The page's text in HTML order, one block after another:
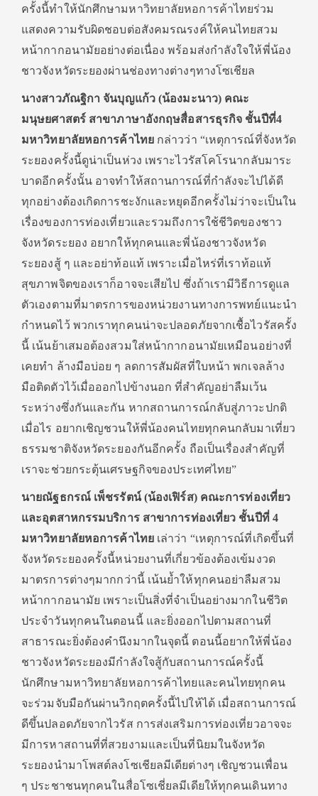
ครั้งนี้ทำให้นักศึกษามหาวิทยาลัยหอการค้าไทยร่วม
แสดงความรับผิดชอบต่อสังคมรณรงค์ให้คนไทยสวม
หน้ากากอนามัยอย่างต่อเนื่อง พร้อมส่งกำลังใจให้พี่น้อง
ชาวจังหวัดระยองผ่านช่องทางต่างๆทางโซเชียล
นางสาวภัณฐิกา จันบุญแก้ว (น้องมะนาว) คณะ
มนุษยศาสตร์ สาขาภาษาอังกฤษสื่อสารธุรกิจ ชั้นปีที่4
มหาวิทยาลัยหอการค้าไทยกล่าวว่า “เหตุการณ์ที่จังหวัด
ระยองครั้งนี้ดูน่าเป็นห่วง เพราะไวรัสโคโรนากลับมาระ
บาดอีกครั้งนั้น อาจทำให้สถานการณ์ที่กำลังจะไปได้ดี
ทุกอย่างต้องเกิดการชะงักและหยุดอีกครั้งไม่ว่าจะเป็นใน
เรื่องของการท่องเที่ยวและรวมถึงการใช้ชีวิตของชาว
จังหวัดระยอง อยากให้ทุกคนและพี่น้องชาวจังหวัด
ระยองสู้ ๆ และอย่าท้อแท้ เพราะเมื่อไหร่ที่เราท้อแท้
สุขภาพจิตของเราก็อาจจะเสียไป ซึ่งถ้าเรามีวิธีการดูแล
ตัวเองตามที่มาตรการของหน่วยงานทางการพทย์แนะนำ
กำหนดไว้ พวกเราทุกคนน่าจะปลอดภัยจากเชื้อไวรัสครั้ง
นี้ เน้นย้าเสมอต้องสวมใส่หน้ากากอนามัยเหมือนอย่างที่
เคยทำ ล้างมือบ่อย ๆ ลดการสัมผัสที่ใบหน้า พกเจลล้าง
มือติดตัวไว้เมื่อออกไปข้างนอก ที่สำคัญอย่าลืมเว้น
ระหว่างซึ่งกันและกัน หากสถานการณ์กลับสู่ภาวะปกติ
เมื่อไร อยากเชิญชวนให้พี่น้องคนไทยทุกคนกลับมาเที่ยว
ธรรมชาติจังหวัดระยองกันอีกครั้ง ถือเป็นเรื่องสำคัญที่
เราจะช่วยกระตุ้นเศรษฐกิจของประเทศไทย”
นายณัฐธกรณ์ เพ็ชรรัตน์ (น้องเฟิร์ส) คณะการท่องเที่ยว
และอุตสาหกรรมบริการ สาขาการท่องเที่ยว ชั้นปีที่ 4
มหาวิทยาลัยหอการค้าไทยเล่าว่า “เหตุการณ์ที่เกิดขึ้นที่
จังหวัดระยองครั้งนี้หน่วยงานที่เกี่ยวข้องต้องเข้มงวด
มาตรการต่างๆมากกว่านี้ เน้นย้ำให้ทุกคนอย่าลืมสวม
หน้ากากอนามัย เพราะเป็นสิ่งที่จำเป็นอย่างมากในชีวิต
ประจำวันทุกคนในตอนนี้ และยิ่งออกไปตามสถานที่
สาธารณะยิ่งต้องคำนึงมากในจุดนี้ ตอนนี้อยากให้พี่น้อง
ชาวจังหวัดระยองมีกำลังใจสู้กับสถานการณ์ครั้งนี้
นักศึกษามหาวิทยาลัยหอการค้าไทยและคนไทยทุกคน
จะร่วมจับมือกันผ่านวิกฤตครั้งนี้ไปให้ได้ เมื่อสถานการณ์
ดีขึ้นปลอดภัยจากไวรัส การส่งเสริมการท่องเที่ยวอาจจะ
มีการหาสถานที่ที่สวยงามและเป็นที่นิยมในจังหวัด
ระยองนำมาโพสต์ลงโซเชียลมีเดียต่างๆ เชิญชวนเพื่อน
ๆ ประชาชนทุกคนในสื่อโซเชี่ยลมีเดียให้ทุกคนเดินทาง